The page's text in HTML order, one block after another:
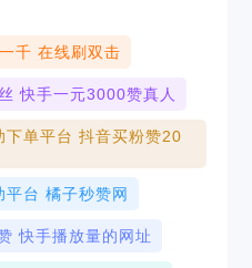
千 在线刷双击
快手一元3000赞真人
下单平台 抖音买粉赞20
平台 橘子秒赞网
快手播放量的网址